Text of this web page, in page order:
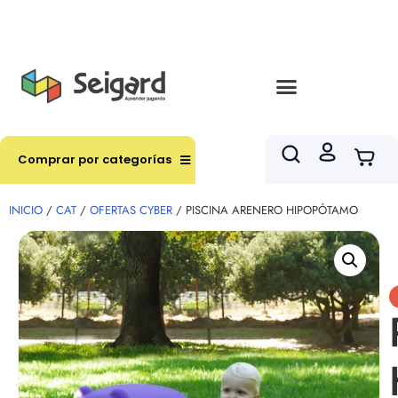
Comprar por categorías
INICIO / CAT / OFERTAS CYBER / PISCINA ARENERO HIPOPÓTAMO